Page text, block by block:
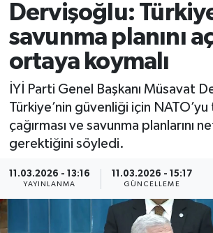
Dervişoğlu:
savunma planını
ortaya koymalı
İYİ Parti Genel Başkanı Müsavat
Türkiye’nin güvenliği için
çağırması ve savunma planlarını
gerektiğini söyledi.
11.03.2026 - 13:16
YAYINLANMA
11.03.2026 - 15:17
GÜNCELLEME
Genel
Güncel
Güvenlik
Kültür Sanat
Magazin
Tüm Manşetler
Son Dakika Haberleri
Haber Arşivi